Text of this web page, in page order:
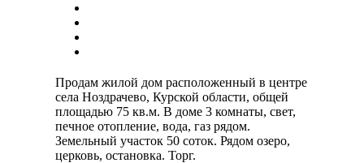
Продам жилой дом расположенный в центре
села Ноздрачево, Курской области, общей
площадью 75 кв.м. В доме 3 комнаты, свет,
печное отопление, вода, газ рядом.
Земельный участок 50 соток. Рядом озеро,
церковь, остановка. Торг.